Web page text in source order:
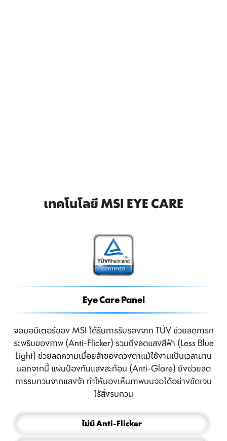
เทคโนโลยี MSI EYE CARE
Eye Care Panel
จอมอนิเตอร์ของ MSI ได้รับการรับรองจาก TÜV ช่วยลดการก
ระพริบของภาพ (Anti-Flicker) รวมถึงลดแสงสีฟ้า (Less Blue
Light) ช่วยลดความเมื่อยล้าของดวงตาแม้ใช้งานเป็นเวลานาน
นอกจากนี้ แผ่นป้องกันแสงสะท้อน (Anti-Glare) ยังช่วยลด
การรบกวนจากแสงจ้า ทำให้มองเห็นภาพบนจอได้อย่างชัดเจน
ไร้สิ่งรบกวน
ไม่มี Anti-Flicker
การทดสอบสายตาเอียง
การทดสอบสายตาขั้นต้น
การปรับท่าทางการนั่ง